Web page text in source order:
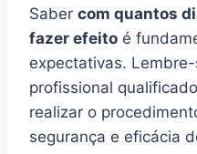
Saber com quantos
fazer efeito é
expectativas.
profissional
realizar o
segurança e eficácia